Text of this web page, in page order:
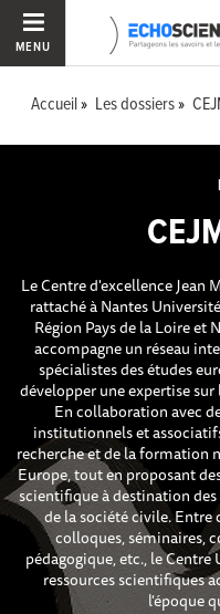
MENU
Accueil Les dossiers
Le Centre d'excellence Jean
rattaché à Nantes
Région Pays de la Loire et
accompagne un réseau
spécialistes des études
développer une expertise
En collaboration avec
institutionnels et
recherche et de la formation
Europe, tout en proposant
scientifique à destination
de la société civile.
colloques, séminaires,
pédagogique, etc., le
ressources scientifiques
l'époque